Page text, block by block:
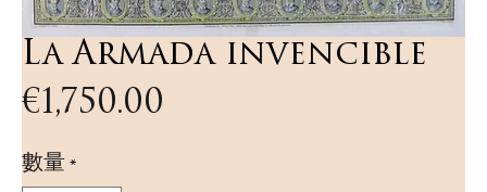
La Armada invencible
€1,750.00
數量*